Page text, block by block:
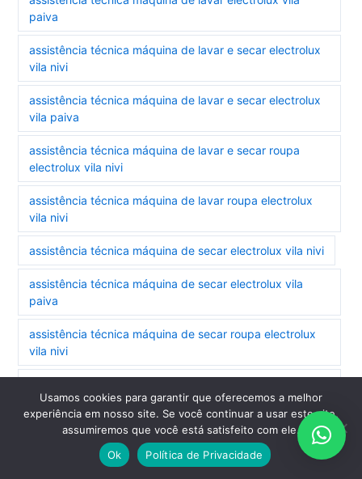
paiva
assistência técnica máquina de lavar e secar electrolux
vila nivi
assistência técnica máquina de lavar e secar electrolux
vila paiva
assistência técnica máquina de lavar e secar roupa
electrolux vila nivi
assistência técnica máquina de lavar roupa electrolux
vila nivi
assistência técnica máquina de secar electrolux vila nivi
assistência técnica máquina de secar electrolux vila
paiva
assistência técnica máquina de secar roupa electrolux
vila nivi
monumento
assistência técnica refrigerador side by side electrolux
vila monumento
Usamos cookies para garantir que oferecemos a melhor
experiência em nosso site. Se você continuar a usar este site,
assumiremos que você está satisfeito com ele.
Ok
Política de Privacidade